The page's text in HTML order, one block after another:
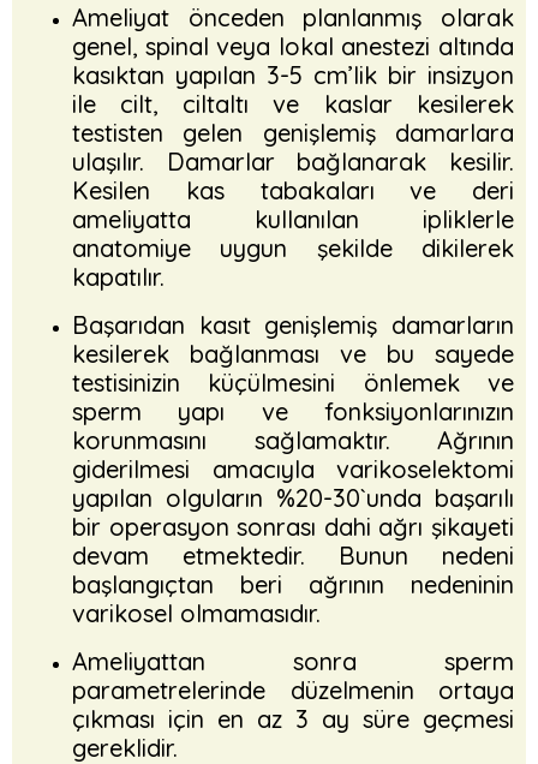
Ameliyat önceden planlanmış olarak
genel, spinal veya lokal anestezi altında
kasıktan yapılan 3-5 cm’lik bir insizyon
ile cilt, ciltaltı ve kaslar kesilerek
testisten gelen genişlemiş damarlara
ulaşılır. Damarlar bağlanarak kesilir.
Kesilen kas tabakaları ve deri
ameliyatta kullanılan ipliklerle
anatomiye uygun şekilde dikilerek
kapatılır.
Başarıdan kasıt genişlemiş damarların
kesilerek bağlanması ve bu sayede
testisinizin küçülmesini önlemek ve
sperm yapı ve fonksiyonlarınızın
korunmasını sağlamaktır. Ağrının
giderilmesi amacıyla varikoselektomi
yapılan olguların %20-30`unda başarılı
bir operasyon sonrası dahi ağrı şikayeti
devam etmektedir. Bunun nedeni
başlangıçtan beri ağrının nedeninin
varikosel olmamasıdır.
Ameliyattan sonra sperm
parametrelerinde düzelmenin ortaya
çıkması için en az 3 ay süre geçmesi
gereklidir.